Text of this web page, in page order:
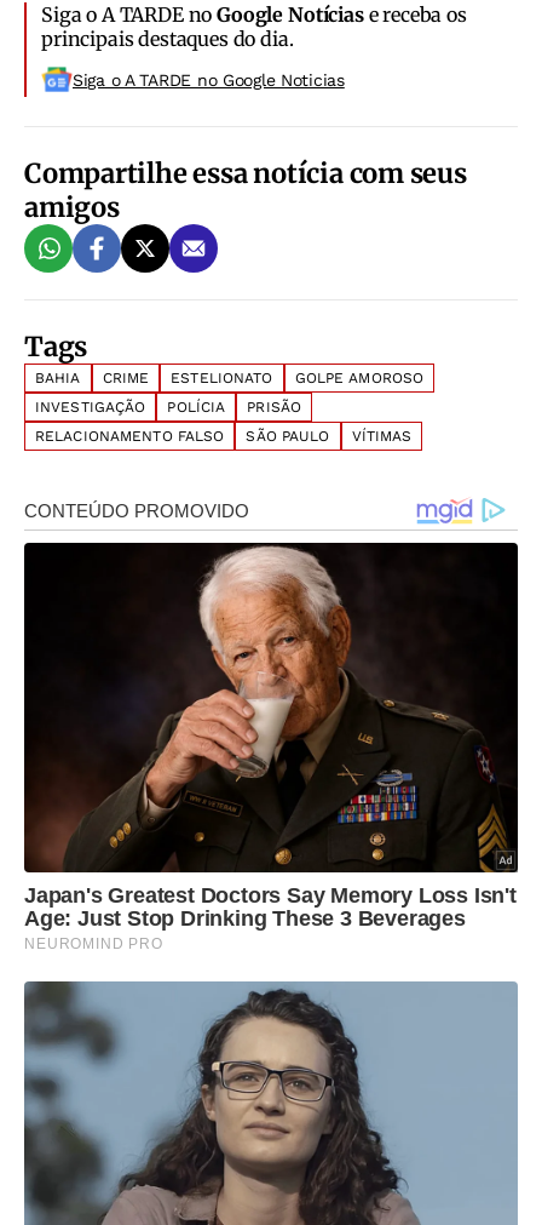
Siga o A TARDE noGoogle Notíciase receba os
principais destaques do dia.
Siga o A TARDE no Google Noticias
Compartilhe essa notícia com seus
amigos
Tags
BAHIA CRIME ESTELIONATO
GOLPE AMOROSO
INVESTIGAÇÃO
POLÍCIA
PRISÃO
RELACIONAMENTO FALSO
SÃO PAULO VÍTIMAS